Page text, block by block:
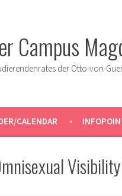
Campus
der Otto-von-
CALENDAR